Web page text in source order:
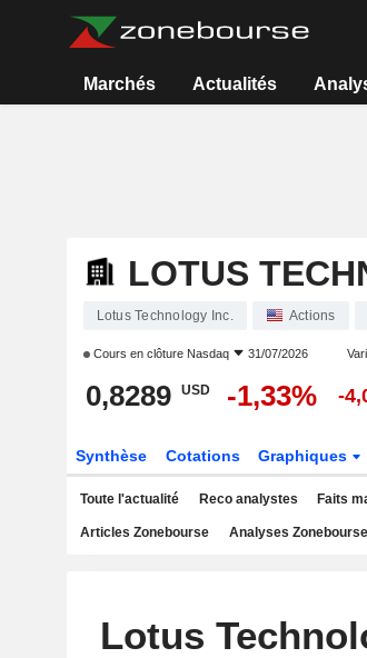
Marchés Actualités
LOTUS
Lotus Technology Inc. Actions
Cours en clôture Nasdaq 31/07/2026
0,8289 USD -1,33% -
Synthèse Cotations Graphiques
Toute l'actualité Reco analystes Faits
Articles Zonebourse Analyses Zonebourse
Lotus